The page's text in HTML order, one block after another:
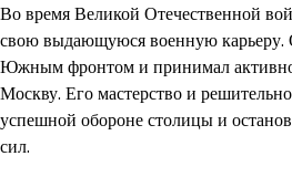
Во время Великой Отечественной
свою выдающуюся военную
Южным фронтом и принимал
Москву. Его мастерство и
успешной обороне столицы и
сил.